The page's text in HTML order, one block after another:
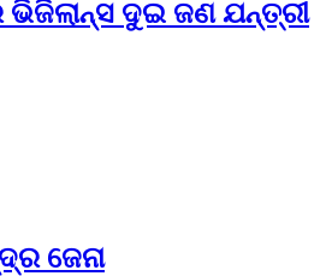
ଦୁଇ ଜଣ ଯନ୍ତ୍ରୀ
ଜେନା